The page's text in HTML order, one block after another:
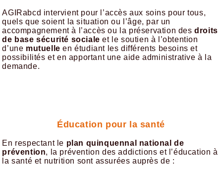
AGIRabcd intervient pour l’accès aux soins pour tous,
quels que soient la situation ou l’âge, par un
accompagnement à l’accès ou la préservation desdroits
de base sécurité sociale et le soutien à l’obtention
d’une mutuelle en étudiant les différents besoins et
possibilités et en apportant une aide administrative à la
demande.
Éducation pour la santé
En respectant le plan quinquennal national de
prévention, la prévention des addictions et l’éducation à
la santé et nutrition sont assurées auprès de :